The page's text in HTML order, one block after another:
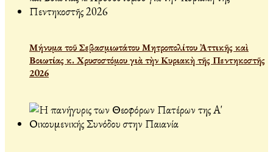
Μήνυμα τοῦ Σεβασμιωτάτου Μητροπολίτου Ἀττικῆς καὶ
Βοιωτίας κ. Χρυσοστόμου γιὰ τὴν Κυριακὴ τῆς Πεντηκοστῆς
2026